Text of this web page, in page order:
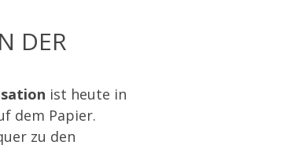
DER
ist heute in
dem Papier.
zu den